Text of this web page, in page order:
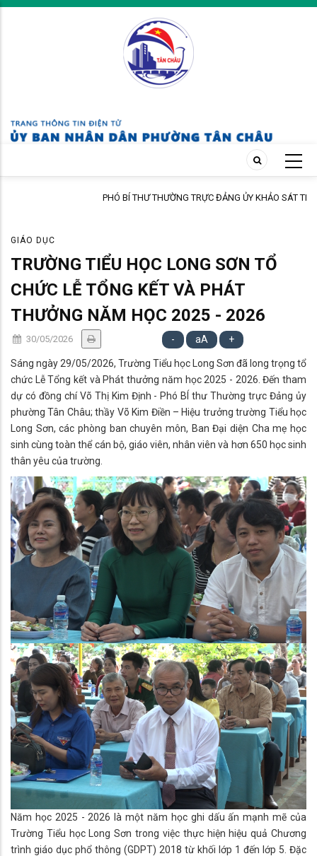
Skip
PHÓ BÍ THƯ THƯỜNG TRỰC ĐẢNG ỦY KHẢO SÁT TIẾN ĐỘ CÁC CÔNG
GIÁO DỤC
TRƯỜNG TIỂU HỌC LONG SƠN TỔ
CHỨC LỄ TỔNG KẾT VÀ PHÁT
THƯỞNG NĂM HỌC 2025 - 2026
30/05/2026 - aA +
Sáng ngày 29/05/2026, Trường Tiểu học Long Sơn đã long trọng tổ
chức Lễ Tổng kết và Phát thưởng năm học 2025 - 2026. Đến tham
dự có đồng chí Võ Thị Kim Định - Phó BÍ thư Thường trực Đảng ủy
phường Tân Châu; thầy Võ Kim Điền – Hiệu trưởng trường Tiểu học
Long Sơn, các phòng ban chuyên môn, Ban Đại diện Cha mẹ học
sinh cùng toàn thể cán bộ, giáo viên, nhân viên và hơn 650 học sinh
thân yêu của trường.
Năm học 2025 - 2026 là một năm học ghi dấu ấn mạnh mẽ của
Trường Tiểu học Long Sơn trong việc thực hiện hiệu quả Chương
trình giáo dục phổ thông (GDPT) 2018 từ khối lớp 1 đến lớp 5. Đặc